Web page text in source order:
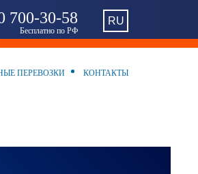
RU
700-30-58
Бесплатно по РФ
ПЕРЕВОЗКИ КОНТАКТЫ